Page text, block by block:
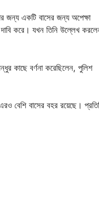
জন্য একটি বাসের জন্য অপেক্ষা
দাবি করে। যখন তিনি উল্লেখ
কাছে বর্ণনা করেছিলেন, পুলিশ
বেশি বাসের বহর রয়েছে।